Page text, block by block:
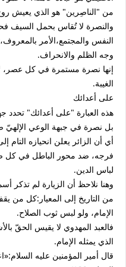
من "الناصِرين" هو الذي يعيش
والنصرة لا تُقاس بحمل
النفس والمجتمع،الأمر
وجه الظلم والانحراف.
إنها نصرة مستمرة في كل عصر،
الغيبة.
على أعدائك
هذه العبارة "على أعدائك" تحدد
بل نصرة في جبهة الوعي الإلهيّ
أي أن الزائر يعلن انحيازه
فرجه، ضد محور الباطل في كل
لباس الدين.
وهنا نلاحظ أن الزيارة لم تذكر
من التاريخ إلى المعيار:كل من
الإمام، ولو لبس ثوب الصلاح.
فالعبد المهدوي لا يقيس الحقّ
الذي يمثله الإمام.
قال أمير المؤمنين عليه